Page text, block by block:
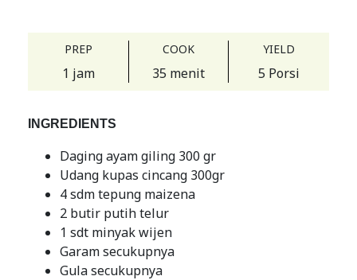
PREP
1 jam
COOK
35 menit
YIELD
5 Porsi
INGREDIENTS
Daging ayam giling 300 gr
Udang kupas cincang 300gr
4 sdm tepung maizena
2 butir putih telur
1 sdt minyak wijen
Garam secukupnya
Gula secukupnya